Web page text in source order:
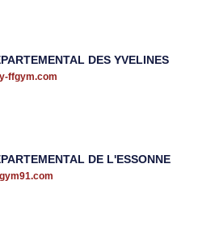
DES YVELINES
ffgym.com
DE L'ESSONNE